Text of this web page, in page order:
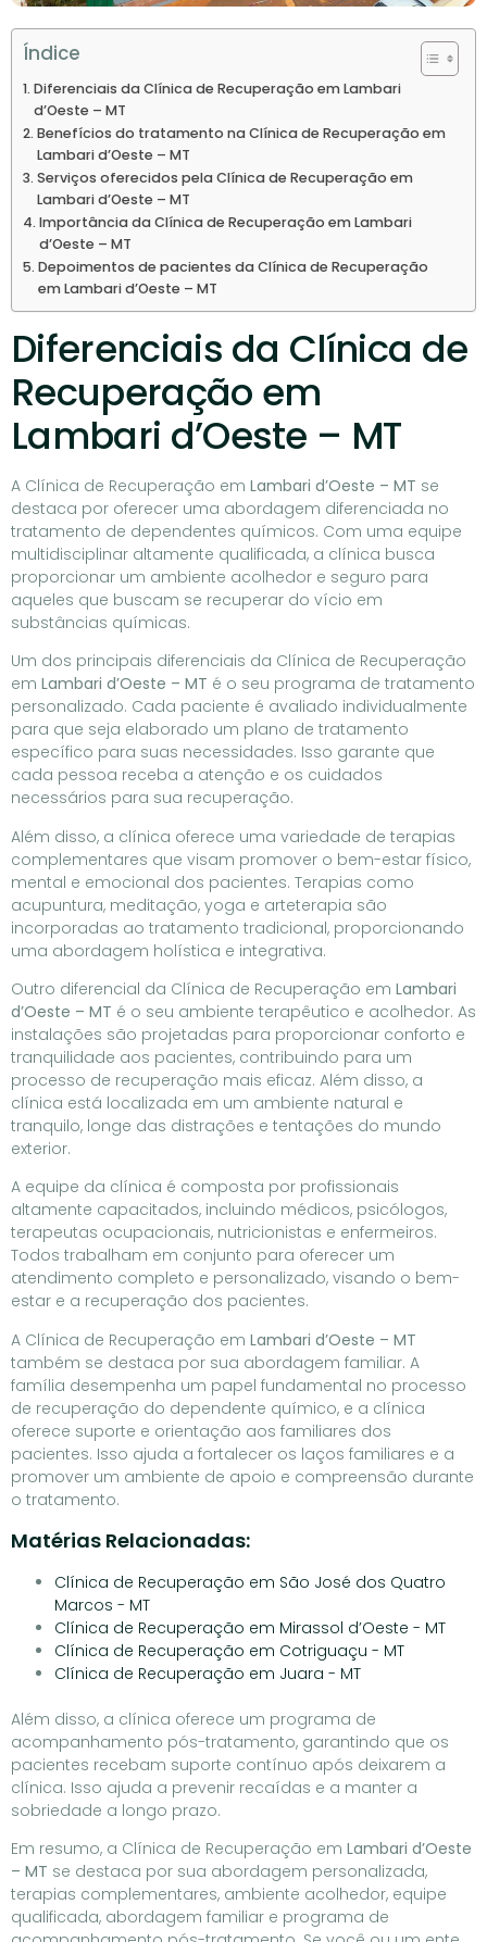
Índice
Diferenciais da Clínica de Recuperação em Lambari
d’Oeste – MT
Benefícios do tratamento na Clínica de Recuperação em
Lambari d’Oeste – MT
Serviços oferecidos pela Clínica de Recuperação em
Lambari d’Oeste – MT
Importância da Clínica de Recuperação em Lambari
d’Oeste – MT
Depoimentos de pacientes da Clínica de Recuperação
em Lambari d’Oeste – MT
Diferenciais da Clínica de
Recuperação em
Lambari d’Oeste – MT
A Clínica de Recuperação em Lambari d’Oeste – MT se
destaca por oferecer uma abordagem diferenciada no
tratamento de dependentes químicos. Com uma equipe
multidisciplinar altamente qualificada, a clínica busca
proporcionar um ambiente acolhedor e seguro para
aqueles que buscam se recuperar do vício em
substâncias químicas.
Um dos principais diferenciais da Clínica de Recuperação
em Lambari d’Oeste – MT é o seu programa de tratamento
personalizado. Cada paciente é avaliado individualmente
para que seja elaborado um plano de tratamento
específico para suas necessidades. Isso garante que
cada pessoa receba a atenção e os cuidados
necessários para sua recuperação.
Além disso, a clínica oferece uma variedade de terapias
complementares que visam promover o bem-estar físico,
mental e emocional dos pacientes. Terapias como
acupuntura, meditação, yoga e arteterapia são
incorporadas ao tratamento tradicional, proporcionando
uma abordagem holística e integrativa.
Outro diferencial da Clínica de Recuperação em Lambari
d’Oeste – MT é o seu ambiente terapêutico e acolhedor. As
instalações são projetadas para proporcionar conforto e
tranquilidade aos pacientes, contribuindo para um
processo de recuperação mais eficaz. Além disso, a
clínica está localizada em um ambiente natural e
tranquilo, longe das distrações e tentações do mundo
exterior.
A equipe da clínica é composta por profissionais
altamente capacitados, incluindo médicos, psicólogos,
terapeutas ocupacionais, nutricionistas e enfermeiros.
Todos trabalham em conjunto para oferecer um
atendimento completo e personalizado, visando o bem-
estar e a recuperação dos pacientes.
A Clínica de Recuperação em Lambari d’Oeste – MT
também se destaca por sua abordagem familiar. A
família desempenha um papel fundamental no processo
de recuperação do dependente químico, e a clínica
oferece suporte e orientação aos familiares dos
pacientes. Isso ajuda a fortalecer os laços familiares e a
promover um ambiente de apoio e compreensão durante
o tratamento.
Matérias Relacionadas:
Clínica de Recuperação em São José dos Quatro
Marcos - MT
Clínica de Recuperação em Mirassol d’Oeste - MT
Clínica de Recuperação em Cotriguaçu - MT
Clínica de Recuperação em Juara - MT
Além disso, a clínica oferece um programa de
acompanhamento pós-tratamento, garantindo que os
pacientes recebam suporte contínuo após deixarem a
clínica. Isso ajuda a prevenir recaídas e a manter a
sobriedade a longo prazo.
Em resumo, a Clínica de Recuperação em Lambari d’Oeste
– MT se destaca por sua abordagem personalizada,
terapias complementares, ambiente acolhedor, equipe
qualificada, abordagem familiar e programa de